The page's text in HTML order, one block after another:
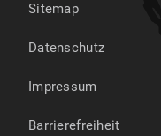
Sitemap
Datenschutz
Impressum
Barrierefreiheit